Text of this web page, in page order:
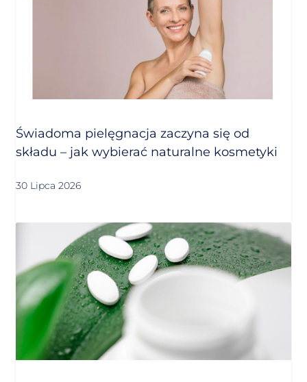
Świadoma pielęgnacja zaczyna się od
składu – jak wybierać naturalne kosmetyki
30 Lipca 2026